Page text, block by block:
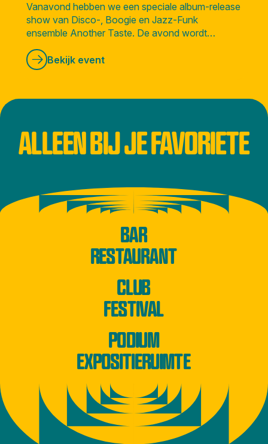
Vanavond hebben we een speciale album-release
show van Disco-, Boogie en Jazz-Funk
ensemble Another Taste. De avond wordt
afgesloten door Amsterdamse soulvolle DJ
Eileen.Bekijk event
ALLEEN BIJ JE FAVORIETE
BAR
RESTAURANT
CLUB
FESTIVAL
PODIUM
EXPOSITIERUIMTE